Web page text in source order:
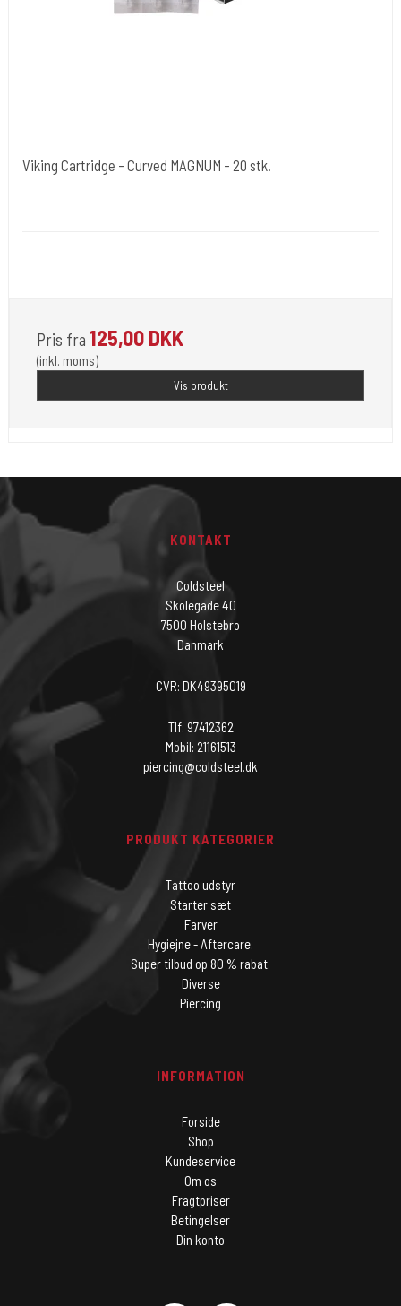
Viking Cartridge - Curved MAGNUM - 20 stk.
Pris fra 125,00 DKK
(inkl. moms)
Vis produkt
KONTAKT
Coldsteel
Skolegade 40
7500 Holstebro
Danmark
CVR: DK49395019
Tlf: 97412362
Mobil: 21161513
piercing@coldsteel.dk
PRODUKT KATEGORIER
Tattoo udstyr
Starter sæt
Farver
Hygiejne - Aftercare.
Super tilbud op 80 % rabat.
Diverse
Piercing
INFORMATION
Forside
Shop
Kundeservice
Om os
Fragtpriser
Betingelser
Din konto